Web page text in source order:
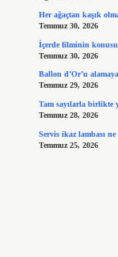
Her ağaçtan kaşık
Temmuz 30, 2026
İçerde filminin
Temmuz 30, 2026
Ballon d’Or’u
Temmuz 29, 2026
Tam sayılarla birlikte
Temmuz 28, 2026
Servis ikaz lambası
Temmuz 25, 2026